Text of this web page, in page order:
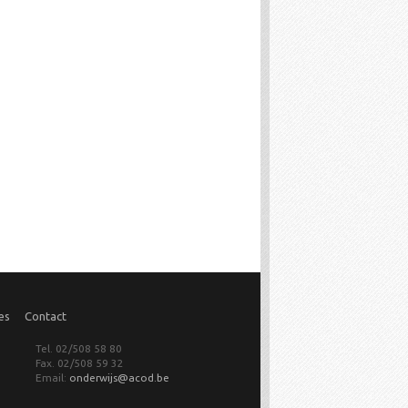
Contact
Tel. 02/508 58 80
Fax. 02/508 59 32
Email: onderwijs@acod.be